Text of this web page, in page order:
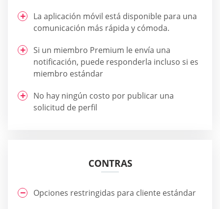
La aplicación móvil está disponible para una
comunicación más rápida y cómoda.
Si un miembro Premium le envía una
notificación, puede responderla incluso si es
miembro estándar
No hay ningún costo por publicar una
solicitud de perfil
CONTRAS
Opciones restringidas para cliente estándar